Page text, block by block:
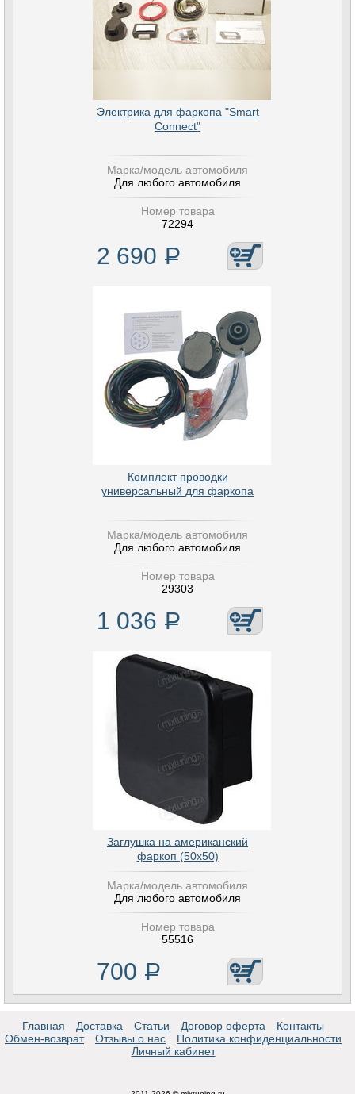
Электрика для фаркопа "Smart
Connect"
Марка/модель автомобиля
Для любого автомобиля
Номер товара
72294
2 690 Р
Комплект проводки
универсальный для фаркопа
Марка/модель автомобиля
Для любого автомобиля
Номер товара
29303
1 036 Р
Заглушка на американский
фаркоп (50х50)
Марка/модель автомобиля
Для любого автомобиля
Номер товара
55516
700 Р
Главная Доставка Статьи Договор оферта
Контакты
Обмен-возврат
Отзывы о нас
Политика конфиденциальности
Личный кабинет